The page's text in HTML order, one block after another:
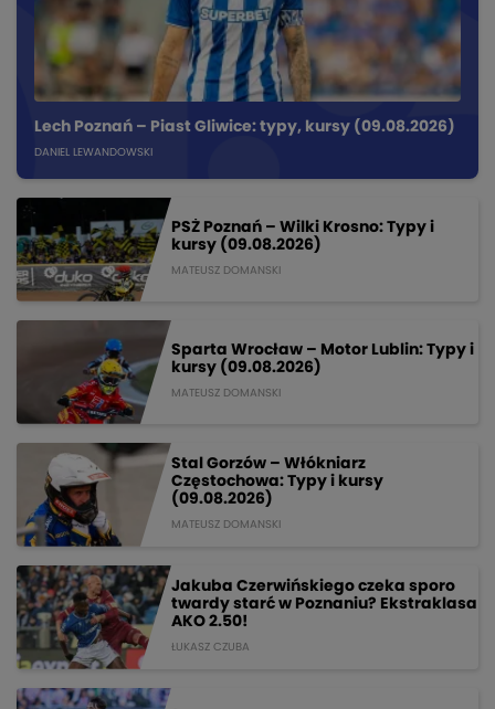
Lech Poznań – Piast Gliwice: typy, kursy (09.08.2026)
DANIEL LEWANDOWSKI
PSŻ Poznań – Wilki Krosno: Typy i
kursy (09.08.2026)
MATEUSZ DOMANSKI
Sparta Wrocław – Motor Lublin: Typy i
kursy (09.08.2026)
MATEUSZ DOMANSKI
Stal Gorzów – Włókniarz
Częstochowa: Typy i kursy
(09.08.2026)
MATEUSZ DOMANSKI
Jakuba Czerwińskiego czeka sporo
twardy starć w Poznaniu? Ekstraklasa
AKO 2.50!
ŁUKASZ CZUBA